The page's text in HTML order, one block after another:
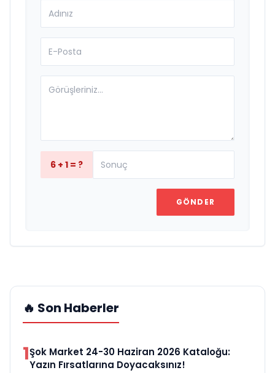
6 + 1 = ?
GÖNDER
🔥 Son Haberler
1Şok Market 24-30 Haziran 2026 Kataloğu:
Yazın Fırsatlarına Doyacaksınız!